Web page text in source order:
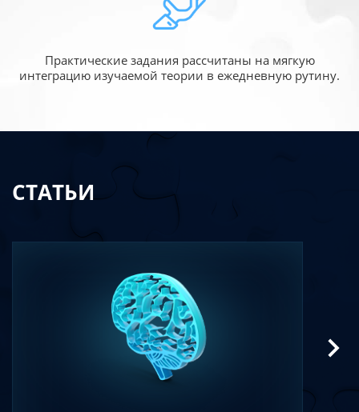
Практические задания рассчитаны на мягкую
интеграцию изучаемой теории в ежедневную рутину.
СТАТЬИ